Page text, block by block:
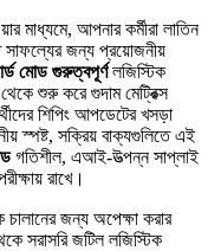
মাধ্যমে, আপনার কর্মীরা লাতিন
সাফল্যের জন্য প্রয়োজনীয়
মোড গুরুত্বপূর্ণলজিস্টিক
থেকে শুরু করে গুদাম মেট্রিক্স
শিপিং আপডেটের খসড়া
স্পষ্ট, সক্রিয় বাক্যগুলিতে এই
গতিশীল, এআই-উত্পন্ন সাপ্লাই
রাখে।
চালানের জন্য অপেক্ষা করার
সরাসরি জটিল লজিস্টিক